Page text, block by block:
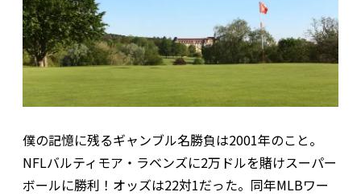
僕の記憶に残るギャンブル名勝負は2001年のこと。
NFLバルティモア・ラベンズに2万ドルを賭けスーパー
ボールに勝利！オッズは22対1だった。同年MLBワー